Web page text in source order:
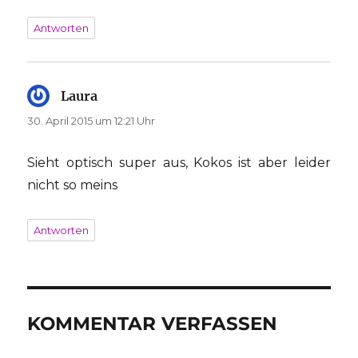
Antworten
Laura
30. April 2015 um 12:21 Uhr
Sieht optisch super aus, Kokos ist aber leider
nicht so meins
Antworten
KOMMENTAR VERFASSEN